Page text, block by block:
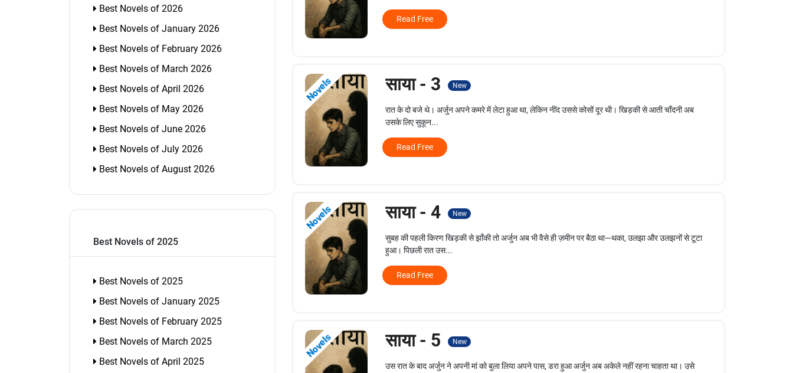
Best Novels of 2026
Best Novels of January 2026
Best Novels of February 2026
Best Novels of March 2026
Best Novels of April 2026
Best Novels of May 2026
Best Novels of June 2026
Best Novels of July 2026
Best Novels of August 2026
Best Novels of 2025
Best Novels of 2025
Best Novels of January 2025
Best Novels of February 2025
Best Novels of March 2025
Best Novels of April 2025
Read Free
Novels साया - 3 New
रात के दो बजे थे। अर्जुन अपने कमरे में लेटा हुआ था, लेकिन नींद उससे कोसों दूर थी। खिड़की से आती चाँदनी अब
उसके लिए सुकून...
Read Free
Novels साया - 4 New
सुबह की पहली किरण खिड़की से झाँकी तो अर्जुन अब भी वैसे ही ज़मीन पर बैठा था—थका, उलझा और उलझनों से टूटा
हुआ। पिछली रात उस...
Read Free
Novels साया - 5 New
उस रात के बाद अर्जुन ने अपनी मां को बुला लिया अपने पास, डरा हुआ अर्जुन अब अकेले नहीं रहना चाहता था। उसे